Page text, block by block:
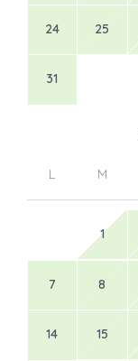
24 25
31
L M
1
7 8
14 15